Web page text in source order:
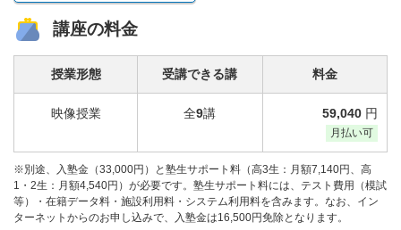
講座の料金
授業形態
映像授業
受講できる講
全9講
料金
59,040 円
月払い可
※別途、入塾金（33,000円）と塾生サポート料（高3生：月額7,140円、高
1・2生：月額4,540円）が必要です。塾生サポート料には、テスト費用（模試
等）・在籍データ料・施設利用料・システム利用料を含みます。なお、イン
ターネットからのお申し込みで、入塾金は16,500円免除となります。